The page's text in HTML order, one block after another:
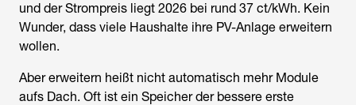
und der Strompreis liegt 2026 bei rund 37 ct/kWh. Kein
Wunder, dass viele Haushalte ihre PV-Anlage erweitern
wollen.
Aber erweitern heißt nicht automatisch mehr Module
aufs Dach. Oft ist ein Speicher der bessere erste